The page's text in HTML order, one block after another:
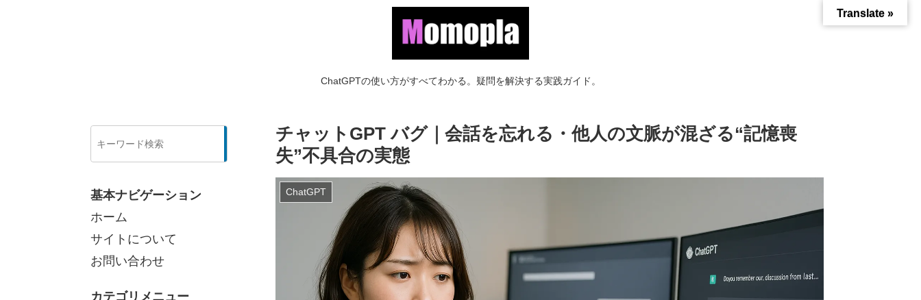
ChatGPTの使い方がすべてわかる。疑問を解決する実践ガイド。
チャットGPT バグ｜会話を忘れる・他人の文脈が混ざる“記憶喪
失”不具合の実態
ChatGPT
基本ナビゲーション
ホーム
サイトについて
お問い合わせ
カテゴリメニュー
Translate »